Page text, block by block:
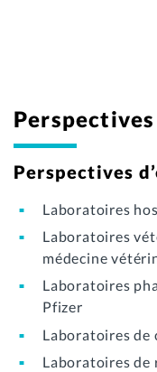
Perspectives
Laboratoires
Laboratoires
médecine
Laboratoires
Pfizer
Laboratoires de
Laboratoires de